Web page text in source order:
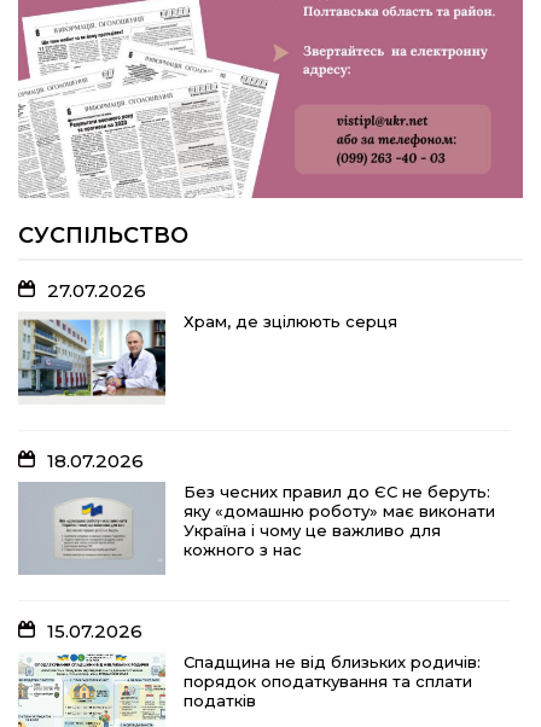
У Розсошенцях встановили
меморіальну дошку на честь
захисника Дениса Дудки
22.07.2026
Волейболістки Щербанівської
громади вибороли «золото»
18.07.2026
Спадщина не від близьких родичів:
порядок оподаткування та сплати
податків
10.07.2026
«Юрасику, моє серце кричить і
болить…»
СУСПІЛЬСТВО
27.07.2026
Храм, де зцілюють серця
18.07.2026
Без чесних правил до ЄС не беруть:
яку «домашню роботу» має виконати
Україна і чому це важливо для
кожного з нас
15.07.2026
Спадщина не від близьких родичів:
порядок оподаткування та сплати
податків